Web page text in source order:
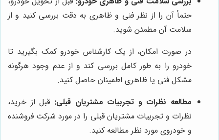
حتماً آن را از نظر فنی و ظاهری به دقت بررسی کنید و از
سلامت آن مطمئن شوید.
در صورت امکان، از یک کارشناس خودرو کمک بگیرید تا
خودرو را به طور کامل بررسی کند و از عدم وجود هرگونه
مشکل فنی یا ظاهری اطمینان حاصل کنید.
مطالعه نظرات و تجربیات مشتریان قبلی: قبل از خرید،
نظرات و تجربیات مشتریان قبلی را در مورد شرکت فروشنده
و خودروی مورد نظر مطالعه کنید.